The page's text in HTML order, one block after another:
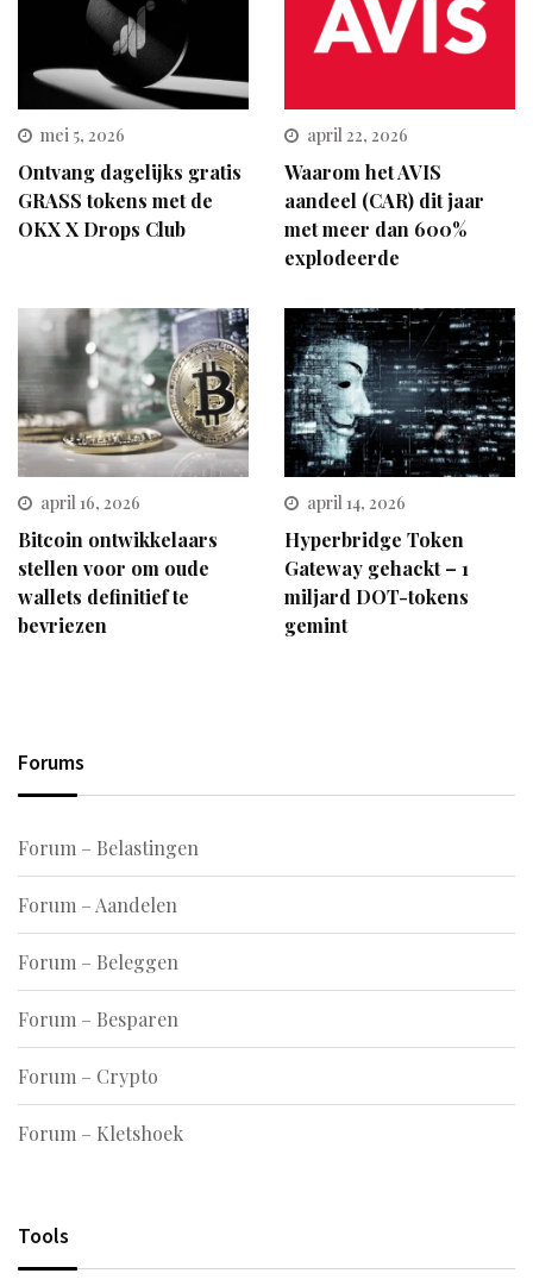
mei 5, 2026
Ontvang dagelijks gratis
GRASS tokens met de
OKX X Drops Club
april 22, 2026
Waarom het AVIS
aandeel (CAR) dit jaar
met meer dan 600%
explodeerde
april 16, 2026
Bitcoin ontwikkelaars
stellen voor om oude
wallets definitief te
bevriezen
april 14, 2026
Hyperbridge Token
Gateway gehackt – 1
miljard DOT-tokens
gemint
Forums
Forum – Belastingen
Forum – Aandelen
Forum – Beleggen
Forum – Besparen
Forum – Crypto
Forum – Kletshoek
Tools